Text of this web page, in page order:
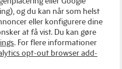
og du kan når som helst
eller konfigurere dine
at få vist. Du kan gøre
. For flere informationer
opt-out browser add-